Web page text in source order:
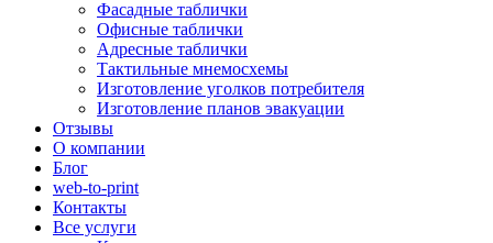
Фасадные таблички
Офисные таблички
Адресные таблички
Тактильные мнемосхемы
Изготовление уголков потребителя
Изготовление планов эвакуации
Отзывы
О компании
Блог
web-to-print
Контакты
Все услуги